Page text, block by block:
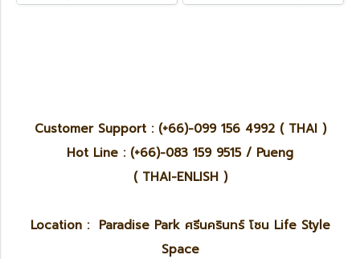
Customer Support : (+66)-099 156 4992 ( THAI )
Hot Line : (+66)-083 159 9515 / Pueng
( THAI-ENLISH )
Location : Paradise Park ศรีนครินทร์ โซน Life Style
Space